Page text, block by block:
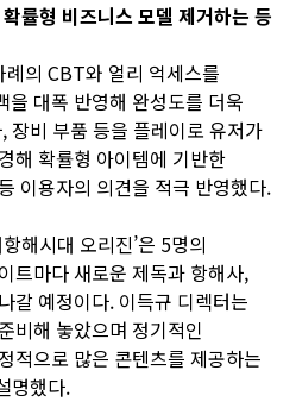
률형 비즈니스 모델 제거하는 등
례의 CBT와 얼리 억세스를
을 대폭 반영해 완성도를 더욱
장비 부품 등을 플레이로 유저가
해 확률형 아이템에 기반한
이용자의 의견을 적극 반영했다.
해시대 오리진’은 5명의
트마다 새로운 제독과 항해사,
갈 예정이다. 이득규 디렉터는
비해 놓았으며 정기적인
적으로 많은 콘텐츠를 제공하는
명했다.